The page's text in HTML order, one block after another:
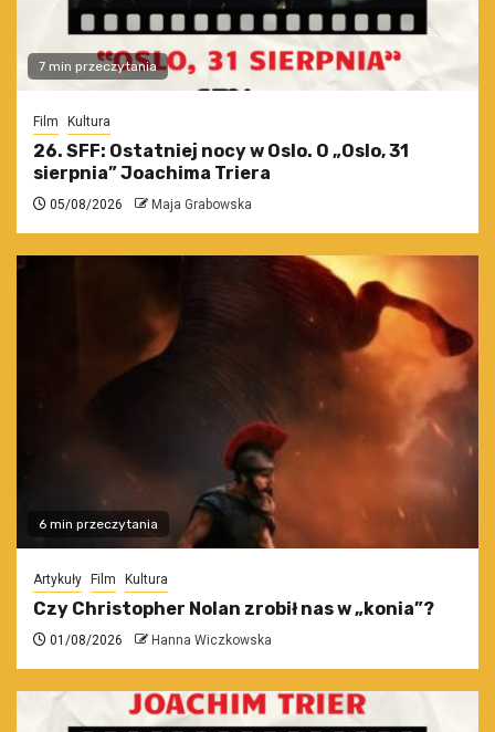
7 min przeczytania
Film Kultura
26. SFF: Ostatniej nocy w Oslo. O „Oslo, 31
sierpnia” Joachima Triera
05/08/2026 Maja Grabowska
6 min przeczytania
Artykuły Film Kultura
Czy Christopher Nolan zrobił nas w „konia”?
01/08/2026 Hanna Wiczkowska